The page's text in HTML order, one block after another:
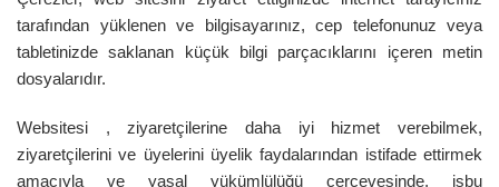
tarafından yüklenen ve bilgisayarınız, cep telefonunuz veya
tabletinizde saklanan küçük bilgi parçacıklarını içeren metin
dosyalarıdır.
Websitesi , ziyaretçilerine daha iyi hizmet verebilmek,
ziyaretçilerini ve üyelerini üyelik faydalarından istifade ettirmek
amacıyla ve yasal yükümlülüğü çerçevesinde, işbu